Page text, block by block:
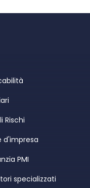
Rischi
d'impresa
PMI
specializzati